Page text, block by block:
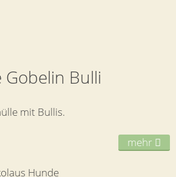
Gobelin Bulli
mit Bullis.
mehr